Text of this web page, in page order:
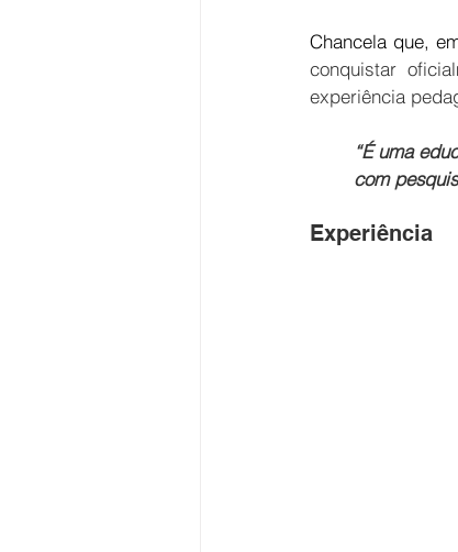
Chancela que,
conquistar
experiência
“É uma
com
Experiência